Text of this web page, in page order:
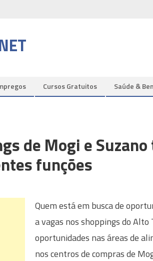
Cursos Gratuitos Saúde &
de Mogi e
funções
Quem está em busca de
a vagas nos shoppings do Alto
oportunidades nas áreas de
nos centros de compras de